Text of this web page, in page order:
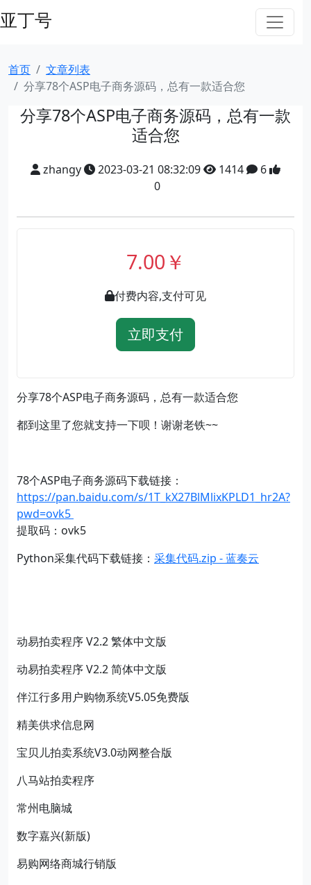
亚丁号
首页
文章列表
分享78个ASP电子商务源码，总有一款适合您
分享78个ASP电子商务源码，总有一款
适合您
zhangy 2023-03-21 08:32:09 1414
6
0
7.00￥
付费内容,支付可见
立即支付
分享78个ASP电子商务源码，总有一款适合您
都到这里了您就支持一下呗！谢谢老铁~~
78个ASP电子商务源码下载链接：
https://pan.baidu.com/s/1T_kX27BlMlixKPLD1_hr2A?
pwd=ovk5
提取码：ovk5
Python采集代码下载链接： 采集代码.zip - 蓝奏云
动易拍卖程序 V2.2 繁体中文版
动易拍卖程序 V2.2 简体中文版
伴江行多用户购物系统V5.05免费版
精美供求信息网
宝贝儿拍卖系统V3.0动网整合版
八马站拍卖程序
常州电脑城
数字嘉兴(新版)
易购网络商城行销版